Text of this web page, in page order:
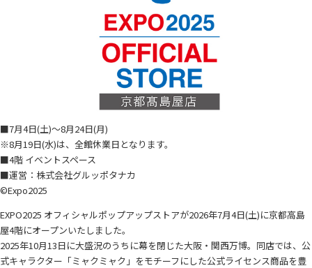
■7月4日(土)～8月24日(月)
※8月19日(水)は、全館休業日となります。
■4階 イベントスペース
■運営：株式会社グルッポタナカ
©Expo2025
EXPO2025 オフィシャルポップアップストアが2026年7月4日(土)に京都高島
屋4階にオープンいたしました。
2025年10月13日に大盛況のうちに幕を閉じた大阪・関西万博。同店では、公
式キャラクター「ミャクミャク」をモチーフにした公式ライセンス商品を豊